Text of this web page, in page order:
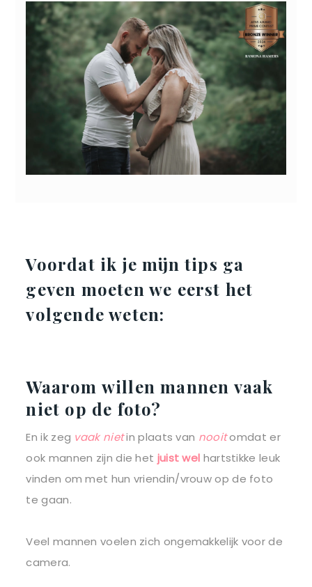
Voordat ik je mijn tips ga
geven moeten we eerst het
volgende weten:
Waarom willen mannen vaak
niet op de foto?
En ik zeg vaak nietin plaats van nooitomdat er
ook mannen zijn die het juist wel hartstikke leuk
vinden om met hun vriendin/vrouw op de foto
te gaan.
Veel mannen voelen zich ongemakkelijk voor de
camera.